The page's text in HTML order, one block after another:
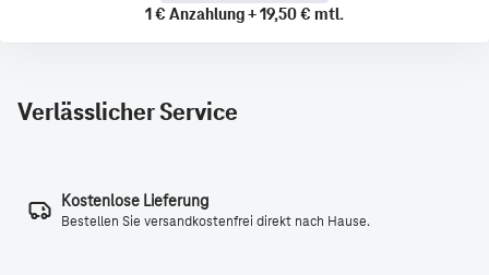
1 € Anzahlung+19,50 € mtl.
Verlässlicher Service
Kostenlose Lieferung
Bestellen Sie versandkostenfrei direkt nach Hause.